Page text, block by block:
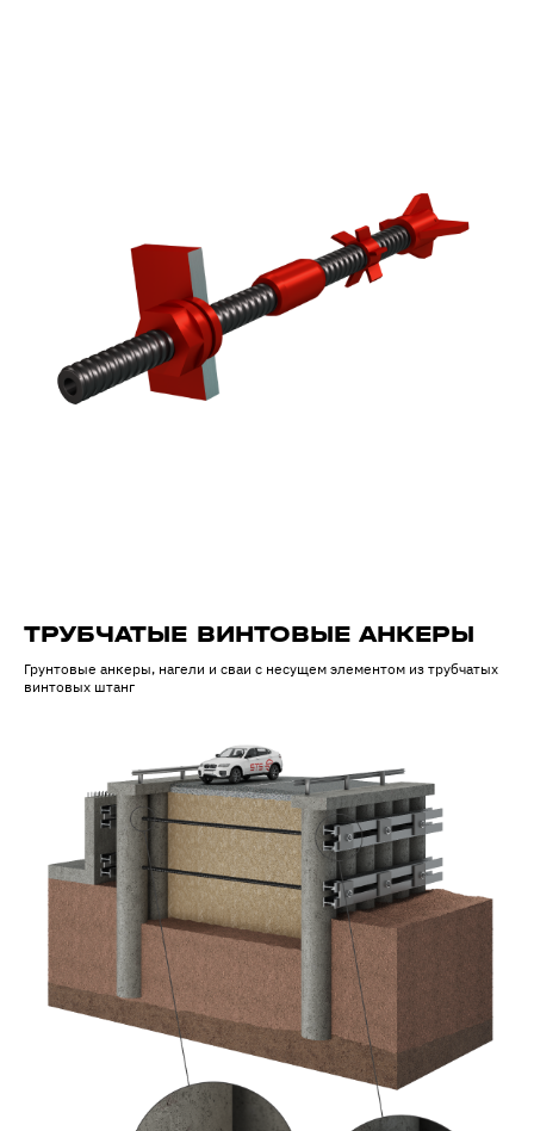
ТРУБЧАТЫЕ ВИНТОВЫЕ АНКЕРЫ
Грунтовые анкеры, нагели и сваи с несущем элементом из трубчатых
винтовых штанг